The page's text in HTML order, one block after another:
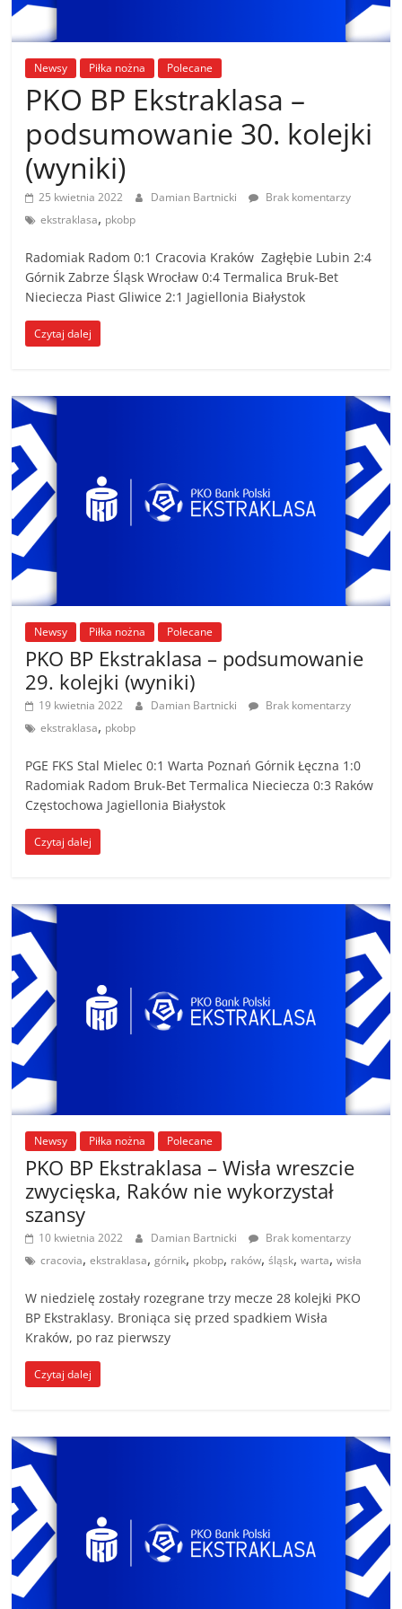
Newsy Piłka nożna Polecane
PKO BP Ekstraklasa –
podsumowanie 30. kolejki
(wyniki)
25 kwietnia 2022 Damian Bartnicki
Brak komentarzy
ekstraklasa, pkobp
Radomiak Radom 0:1 Cracovia Kraków Zagłębie Lubin 2:4
Górnik Zabrze Śląsk Wrocław 0:4 Termalica Bruk-Bet
Nieciecza Piast Gliwice 2:1 Jagiellonia Białystok
Czytaj dalej
Newsy Piłka nożna Polecane
PKO BP Ekstraklasa – podsumowanie
29. kolejki (wyniki)
19 kwietnia 2022 Damian Bartnicki
Brak komentarzy
ekstraklasa, pkobp
PGE FKS Stal Mielec 0:1 Warta Poznań Górnik Łęczna 1:0
Radomiak Radom Bruk-Bet Termalica Nieciecza 0:3 Raków
Częstochowa Jagiellonia Białystok
Czytaj dalej
Newsy Piłka nożna Polecane
PKO BP Ekstraklasa – Wisła wreszcie
zwycięska, Raków nie wykorzystał
szansy
10 kwietnia 2022 Damian Bartnicki
Brak komentarzy
cracovia,ekstraklasa,górnik, pkobp, raków,śląsk,warta,wisła
W niedzielę zostały rozegrane trzy mecze 28 kolejki PKO
BP Ekstraklasy. Broniąca się przed spadkiem Wisła
Kraków, po raz pierwszy
Czytaj dalej